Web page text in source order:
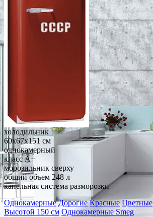
холодильник
60x67x151 см
однокамерный
класс A+
морозильник сверху
общий объем 248 л
капельная система разморозки
Однокамерные Дорогие Красные Цветные
Высотой 150 см Однокамерные Smeg